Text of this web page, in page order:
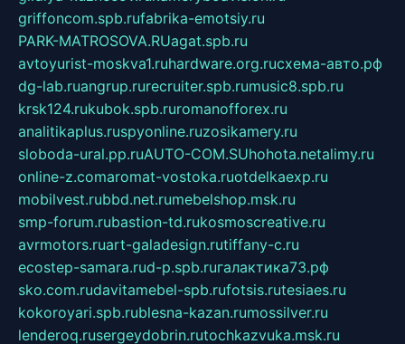
griffoncom.spb.rufabrika-emotsiy.ru
PARK-MATROSOVA.RUagat.spb.ru
avtoyurist-moskva1.ruhardware.org.ruсхема-авто.рф
dg-lab.ruangrup.rurecruiter.spb.rumusic8.spb.ru
krsk124.rukubok.spb.ruromanofforex.ru
analitikaplus.ruspyonline.ruzosikamery.ru
sloboda-ural.pp.ruAUTO-COM.SUhohota.netalimy.ru
online-z.comaromat-vostoka.ruotdelkaexp.ru
mobilvest.rubbd.net.rumebelshop.msk.ru
smp-forum.rubastion-td.rukosmoscreative.ru
avrmotors.ruart-galadesign.rutiffany-c.ru
ecostep-samara.rud-p.spb.ruгалактика73.рф
sko.com.rudavitamebel-spb.rufotsis.rutesiaes.ru
kokoroyari.spb.rublesna-kazan.rumossilver.ru
lenderoq.rusergeydobrin.rutochkazvuka.msk.ru